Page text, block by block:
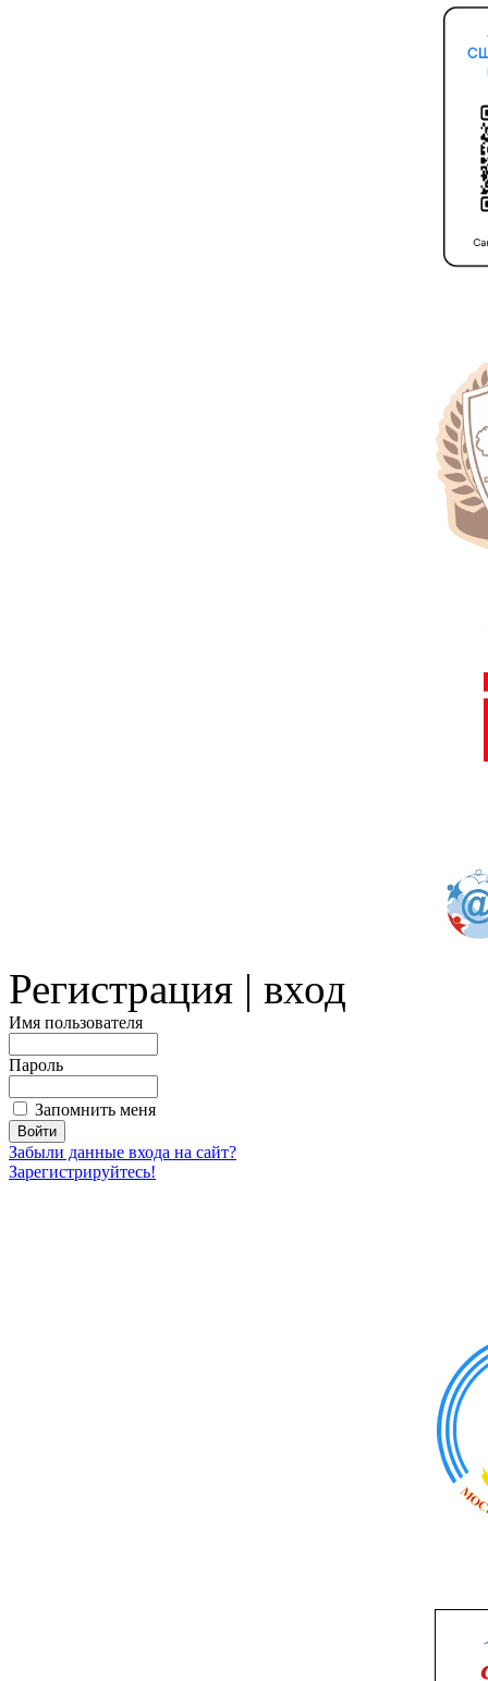
Регистрация | вход
Имя пользователя
Пароль
Запомнить меня
Забыли данные входа на сайт?
Зарегистрируйтесь!